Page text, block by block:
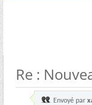
Re :
Envoyé par